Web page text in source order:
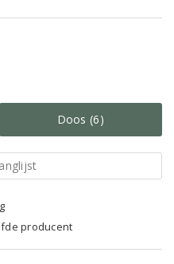
Doos (6)
producent